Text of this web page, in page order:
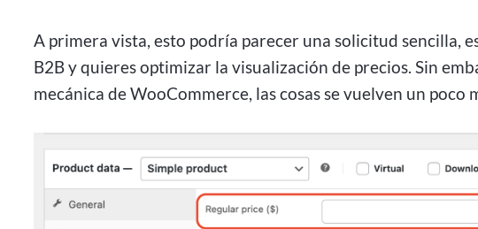
A primera vista, esto podría parecer una solicitud sencilla,
B2B y quieres optimizar la visualización de precios. Sin
mecánica de WooCommerce, las cosas se vuelven un poco